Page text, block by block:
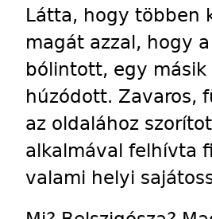
Látta, hogy többen
magát azzal, hogy
bólintott, egy
húzódott. Zavaros,
az oldalához
alkalmával felhívta
valami helyi